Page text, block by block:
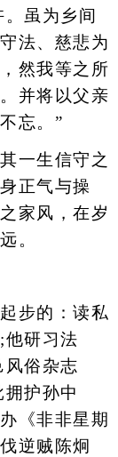
虽为乡间
法、慈悲为
然我等之所
并将以父亲
忘。”
一生信守之
正气与操
家风，在岁
。
步的：读私
他研习法
风俗杂志
护孙中
《非非星期
逆贼陈炯